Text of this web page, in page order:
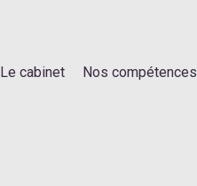
Le cabinet Nos compétences